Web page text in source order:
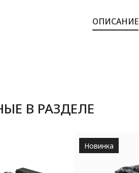
ОПИСАНИЕ
В РАЗДЕЛЕ
Новинка